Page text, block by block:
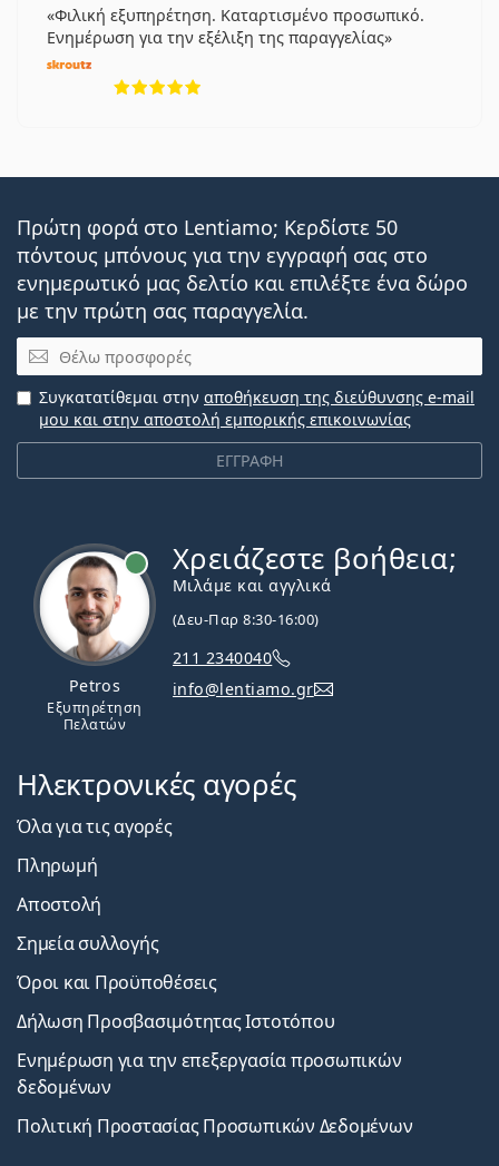
Φιλική εξυπηρέτηση. Καταρτισμένο προσωπικό.
Ενημέρωση για την εξέλιξη της παραγγελίας
Πρώτη φορά στο Lentiamo; Κερδίστε 50
πόντους μπόνους για την εγγραφή σας στο
ενημερωτικό μας δελτίο και επιλέξτε ένα δώρο
με την πρώτη σας παραγγελία.
Email
ΕΓΓΡΑΦΗ
Συγκατατίθεμαι στην αποθήκευση της διεύθυνσης e-mail
μου και στην αποστολή εμπορικής επικοινωνίας
Petros
Εξυπηρέτηση
Πελατών
Χρειάζεστε βοήθεια;
Μιλάμε και αγγλικά
(Δευ-Παρ 8:30-16:00)
211 2340040
info@lentiamo.gr
Ηλεκτρονικές αγορές
Όλα για τις αγορές
Πληρωμή
Αποστολή
Σημεία συλλογής
Όροι και Προϋποθέσεις
Δήλωση Προσβασιμότητας Ιστοτόπου
Ενημέρωση για την επεξεργασία προσωπικών
δεδομένων
Πολιτική Προστασίας Προσωπικών Δεδομένων